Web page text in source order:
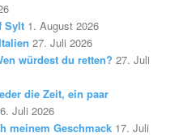
Sylt 1. August 2026
27. Juli 2026
würdest du retten? 27. Juli
die Zeit, ein paar
Juli 2026
meinem Geschmack 17. Juli